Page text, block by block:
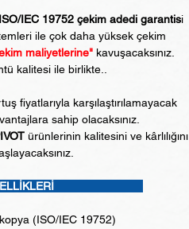
IEC 19752 çekim adedi garantisi
ile çok daha yüksek çekim
maliyetlerine" kavuşacaksınız.
kalitesi ile birlikte..
fiyatlarıyla karşılaştırılamayacak
sahip olacaksınız.
ürünlerinin kalitesini ve kârlılığını
(ISO/IEC 19752)